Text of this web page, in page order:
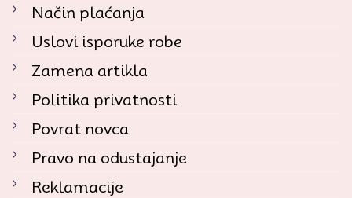
Način plaćanja
Uslovi isporuke robe
Zamena artikla
Politika privatnosti
Povrat novca
Pravo na odustajanje
Reklamacije